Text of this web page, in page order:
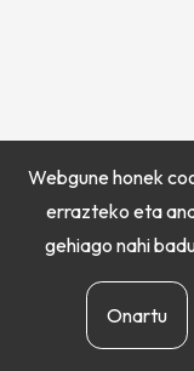
Webgune honek
errazteko eta
gehiago nahi
Onartu